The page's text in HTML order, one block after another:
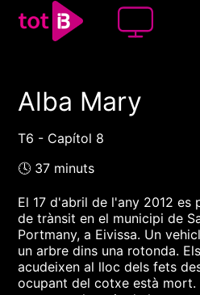
00:00 00:00
Alba Mary
T6 - Capítol 8
🕓 37 minuts
El 17 d'abril de l'any 2012 es
de trànsit en el municipi de
Portmany, a Eivissa. Un
un arbre dins una rotonda.
acudeixen al lloc dels fets
ocupant del cotxe està mort.